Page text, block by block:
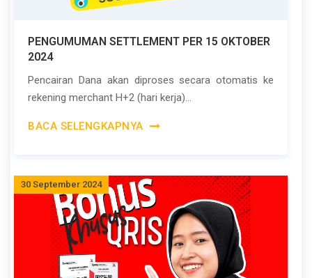
PENGUMUMAN SETTLEMENT PER 15 OKTOBER
2024
Pencairan Dana akan diproses secara otomatis ke
rekening merchant H+2 (hari kerja)...
BACA SELENGKAPNYA
30 September 2024